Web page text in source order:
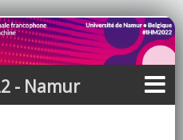
- Namur